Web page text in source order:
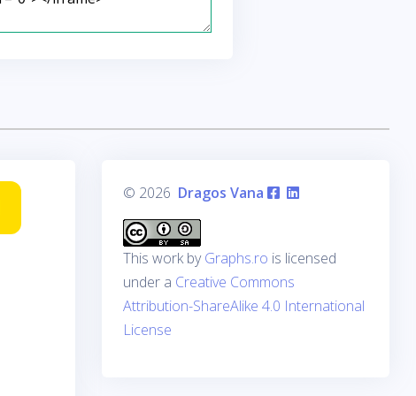
© 2026 Dragos Vana
This work byGraphs.ro is licensed
under a Creative Commons
Attribution-ShareAlike 4.0 International
License